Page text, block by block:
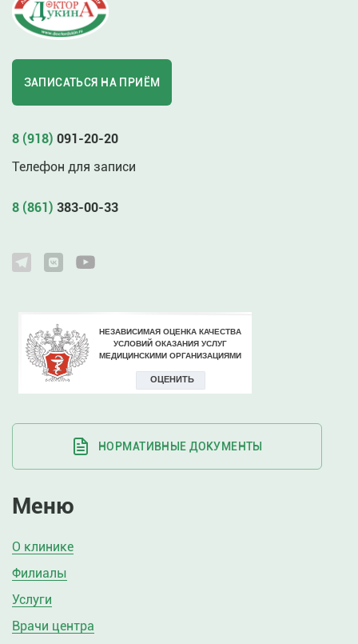
ЗАПИСАТЬСЯ НА ПРИЁМ
8 (918) 091-20-20
Телефон для записи
8 (861) 383-00-33
НОРМАТИВНЫЕ ДОКУМЕНТЫ
Меню
О клинике
Филиалы
Услуги
Врачи центра